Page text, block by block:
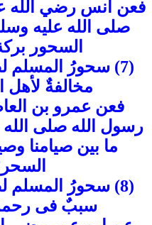
فعن أنس رضي الله
صلى الله عليه
السحور
(7) سحورُ
مخالفةٌ لأهل
فعن عمرو بن
رسول الله صلى
ما بين صيامنا
(8) سحورُ
سببٌ فى رحمة